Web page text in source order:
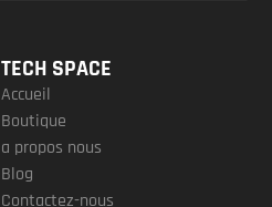
TECH SPACE
Accueil
Boutique
a propos nous
Blog
Contactez-nous